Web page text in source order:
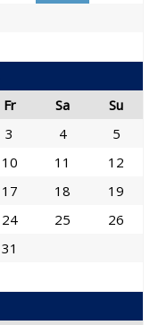
Fr Sa
Su
3 4
5
10 11
12
17 18
19
24 25
26
31